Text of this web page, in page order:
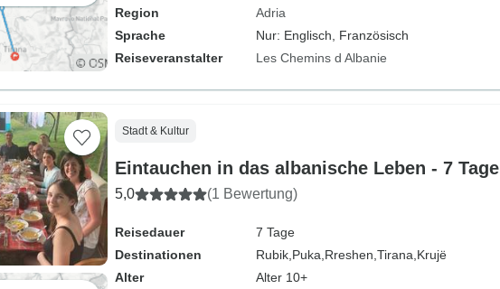
Region
Adria
Sprache
Nur: Englisch, Französisch
Reiseveranstalter
Les Chemins d Albanie
Stadt & Kultur
Eintauchen in das albanische Leben - 7 Tage
5,0 (1 Bewertung)
Reisedauer
7 Tage
Destinationen
Rubik, Puka, Rreshen, Tirana, Krujë
Alter
Alter 10+